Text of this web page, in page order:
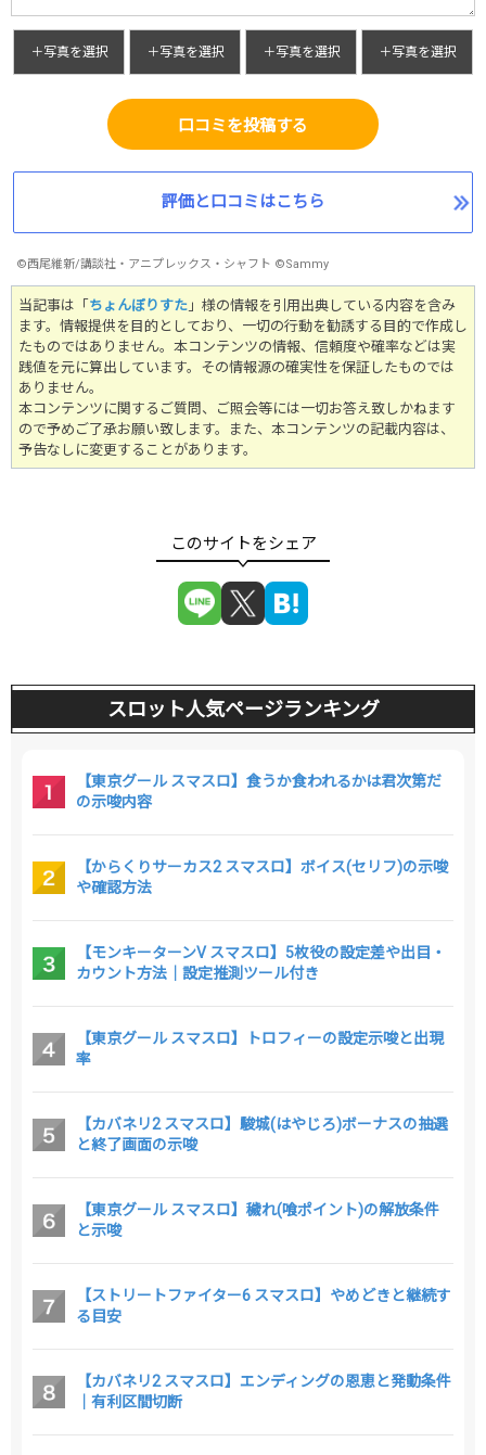
＋写真を選択 ＋写真を選択 ＋写真を選択 ＋写真を選択
口コミを投稿する
評価と口コミはこちら
©西尾維新/講談社・アニプレックス・シャフト ©Sammy
当記事は「 ちょんぼりすた 」様の情報を引用出典している内容を含み
ます。情報提供を目的としており、一切の行動を勧誘する目的で作成し
たものではありません。 本コンテンツの情報、信頼度や確率などは実
践値を元に算出しています。その情報源の確実性を保証したものでは
ありません。
本コンテンツに関するご質問、ご照会等には一切お答え致しかねます
ので予めご了承お願い致します。また、本コンテンツの記載内容は、
予告なしに変更することがあります。
スロット人気ページランキング
【東京グール スマスロ】食うか食われるかは君次第だ
の示唆内容
【からくりサーカス2 スマスロ】ボイス(セリフ)の示唆
や確認方法
【モンキーターンV スマスロ】5枚役の設定差や出目・
カウント方法｜設定推測ツール付き
【東京グール スマスロ】トロフィーの設定示唆と出現
率
【カバネリ2 スマスロ】駿城(はやじろ)ボーナスの抽選
と終了画面の示唆
【東京グール スマスロ】穢れ(喰ポイント)の解放条件
と示唆
【ストリートファイター6 スマスロ】やめどきと継続す
る目安
【カバネリ2 スマスロ】エンディングの恩恵と発動条件
｜有利区間切断